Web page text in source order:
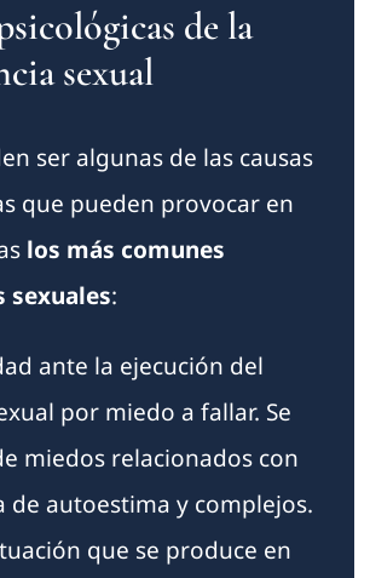
de la
sexual
ser algunas de las causas
que pueden provocar en
los más comunes
sexuales:
ante la ejecución del
por miedo a fallar. Se
miedos relacionados con
de autoestima y complejos.
que se produce en